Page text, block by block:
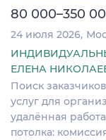
80 000–350
24 июля 2026
ЕЛЕНА
Поиск
услуг для
удалённая
потолка: